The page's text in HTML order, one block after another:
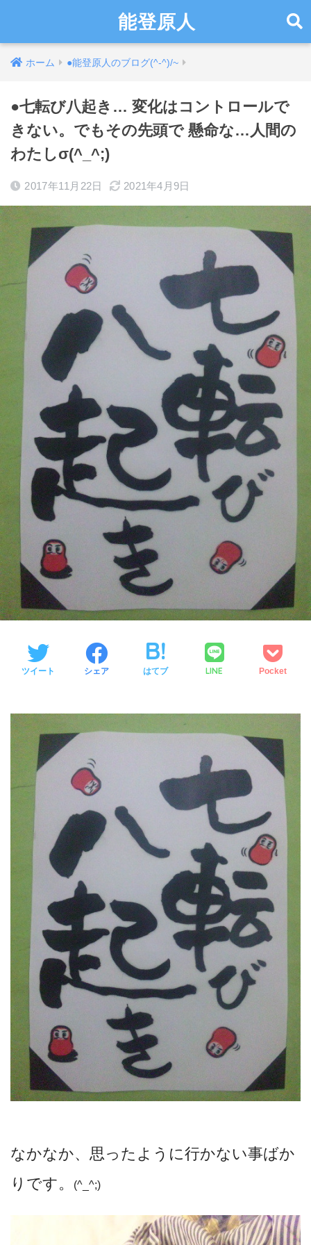
能登原人
ホーム ●能登原人のブログ(^-^)/~
●七転び八起き… 変化はコントロールで
きない。でもその先頭で 懸命な…人間の
わたしσ(^_^;)
2017年11月22日 2021年4月9日
ツイート シェア はてブ LINE Pocket
なかなか、思ったように行かない事ばか
りです。
(^_^;)